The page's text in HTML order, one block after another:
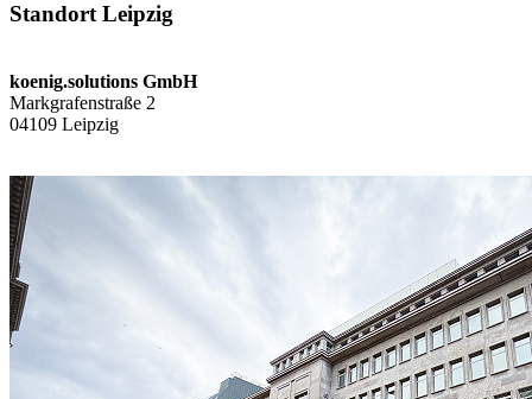
Standort Leipzig
koenig.solutions GmbH
Markgrafenstraße 2
04109 Leipzig